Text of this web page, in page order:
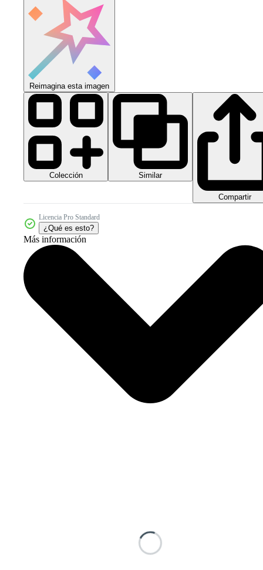
Reimagina esta imagen
Colección Similar
Compartir
Licencia Pro Standard
¿Qué es esto?
Más información